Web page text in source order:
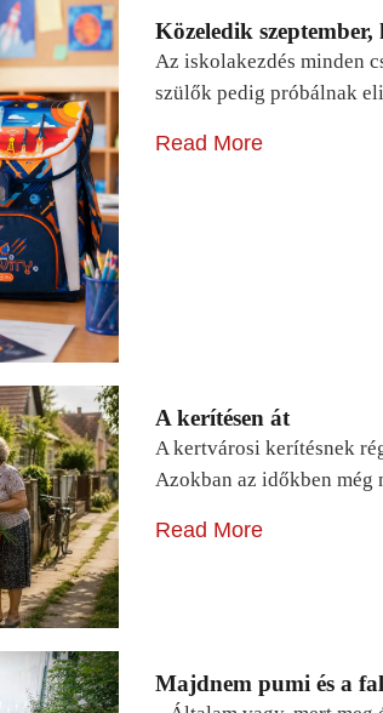
Közeledik
Az iskolakezdés minden
szülők pedig próbálnak
Read More
A kerítésen át
A kertvárosi kerítésnek
Azokban az időkben
Read More
Majdnem pumi és a